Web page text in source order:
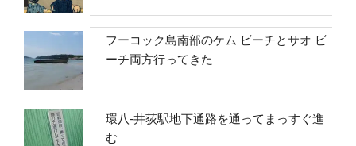
フーコック島南部のケム ビーチとサオ ビ
ーチ両方行ってきた
環八-井荻駅地下通路を通ってまっすぐ進
む